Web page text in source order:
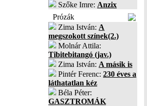
Szőke Imre: Anzix
Prózák
Zima István: A
megszokott színek(2.)
Molnár Attila:
Tibitebitangó (jav.)
Zima István: A másik is
Pintér Ferenc: 230 éves a
láthatatlan kéz
Béla Péter:
GASZTROMÁK